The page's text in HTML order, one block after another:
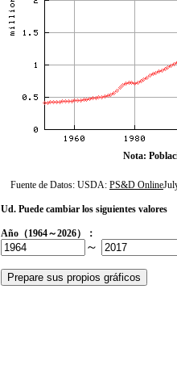
Nota:
Fuente de Datos: USDA: PS&D Online
Ud. Puede cambiar los siguientes valores
Año（1964～2026）：
～